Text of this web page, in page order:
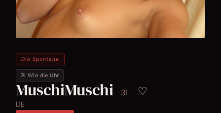
Die Spontane
🎯 Wie die Uhr
MuschiMuschi 31 ♡
DE